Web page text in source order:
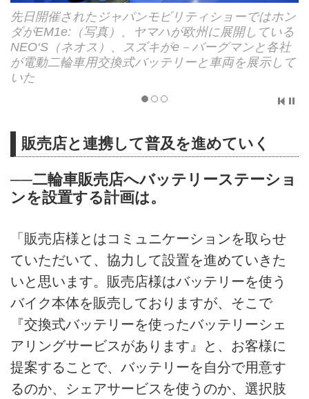
先日開催されたジャパンモビリティショーではホン
ダがEM1e:（写真）、ヤマハが欧州に展開している
NEO‘S（ネオス）、スズキがe－バーグマンと各社
が電動二輪車用交換式バッテリーと車両を展示して
いた
販売店と連携して普及を進めていく
──二輪車販売店へバッテリーステーショ
ンを設置する計画は。
「販売店様とはコミュニケーションを取らせ
ていただいて、協力して設置を進めていきた
いと思います。販売店様はバッテリーを使う
バイク本体を販売しておりますが、そこで
『交換式バッテリーを使ったバッテリーシェ
アリングサービスがあります』と、お客様に
提案することで、バッテリーを自分で用意す
るのか、シェアサービスを使うのか、選択肢